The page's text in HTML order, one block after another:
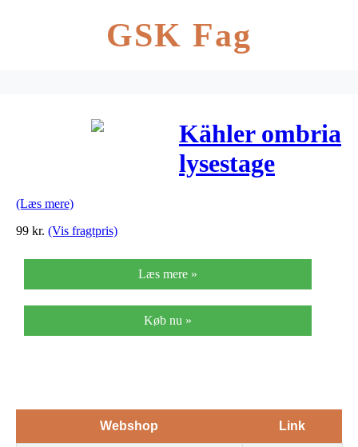
GSK Fag
Kähler ombria
lysestage
(Læs mere)
99 kr. (Vis fragtpris)
Læs mere »
Køb nu »
Webshop Link